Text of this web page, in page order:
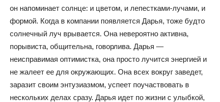
он напоминает солнце: и цветом, и лепестками-лучами, и
формой. Когда в компании появляется Дарья, тоже будто
солнечный луч врывается. Она невероятно активна,
порывиста, общительна, говорлива. Дарья —
неисправимая оптимистка, она просто лучится энергией и
не жалеет ее для окружающих. Она всех вокруг заведет,
заразит своим энтузиазмом, успеет поучаствовать в
нескольких делах сразу. Дарья идет по жизни с улыбкой,